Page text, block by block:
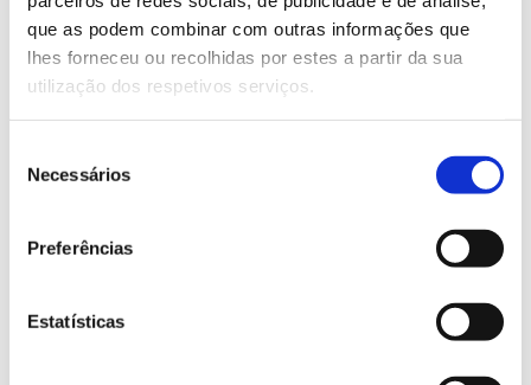
que as podem combinar com outras informações que
lhes forneceu ou recolhidas por estes a partir da sua
utilização dos respetivos serviços.
Necessários
Preferências
Estatísticas
produtos com origem na floresta.
Saiba mais sobre esta iniciativa
Genoma do priolo e de outras espécies em risco: